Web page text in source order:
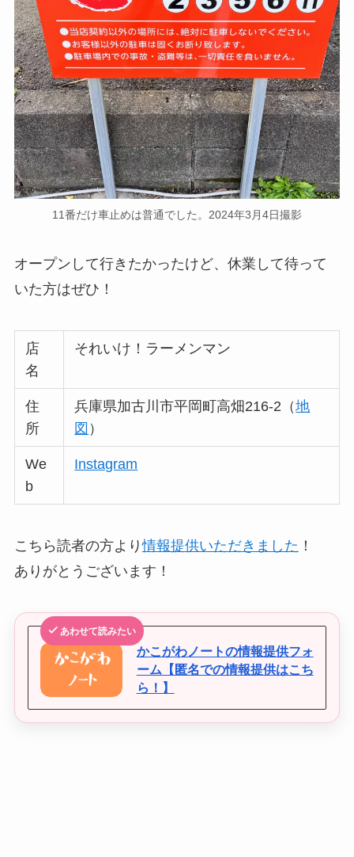
11番だけ車止めは普通でした。2024年3月4日撮影
オープンして行きたかったけど、休業して待って
いた方はぜひ！
店
名
それいけ！ラーメンマン
住
所
兵庫県加古川市平岡町高畑216-2（地
図 ）
We
b
Instagram
こちら読者の方より情報提供いただきました ！
ありがとうございます！
あわせて読みたい
かこがわノートの情報提供フォ
ーム【匿名での情報提供はこち
ら！】